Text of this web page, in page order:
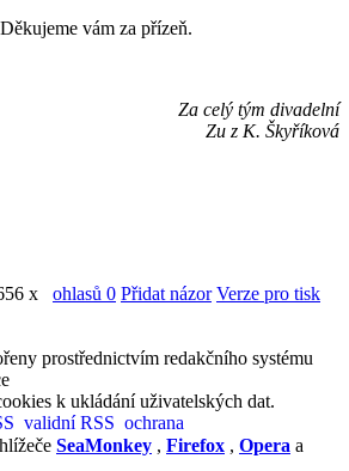
vám za přízeň.
Za celý tým divadelní
Zu z K. Škyříková
x ohlasů 0 Přidat názor Verze pro tisk
prostřednictvím redakčního systému
k ukládání uživatelských dat.
SeaMonkey , Firefox , Opera a